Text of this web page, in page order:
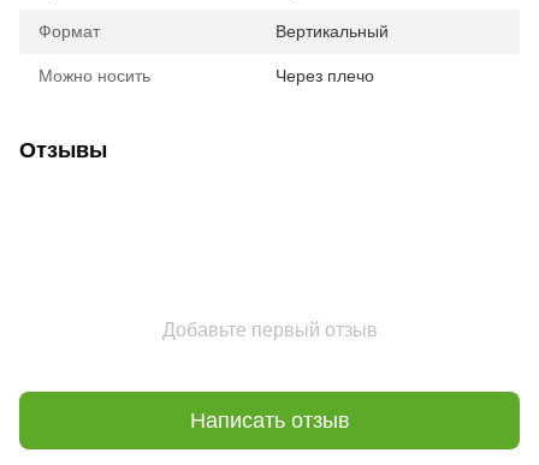
Формат Вертикальный
Можно носить Через плечо
Отзывы
Добавьте первый отзыв
Написать отзыв